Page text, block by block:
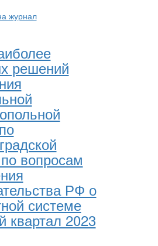
журнал
решений
вопросам
РФ о
системе
квартал 2023